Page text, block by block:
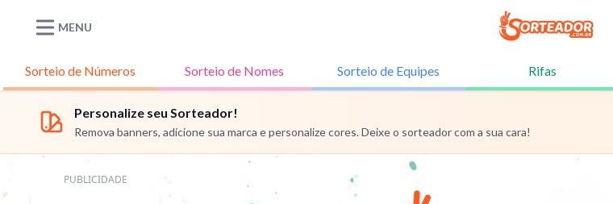
MENU
Sorteio deNúmeros Sorteio deNomes Sorteio deEquipes Rifas
Personalize seu Sorteador!
Remova banners, adicione sua marca e personalize cores. Deixe o sorteador com a sua cara!
PUBLICIDADE